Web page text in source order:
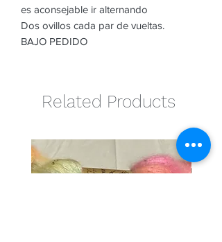
es aconsejable ir alternando
Dos ovillos cada par de vueltas.
BAJO PEDIDO
Related Products